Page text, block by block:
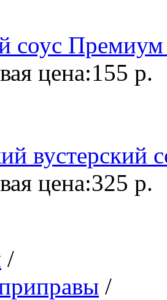
соус
цена:155 р.
вустерский
цена:325 р.
/
/